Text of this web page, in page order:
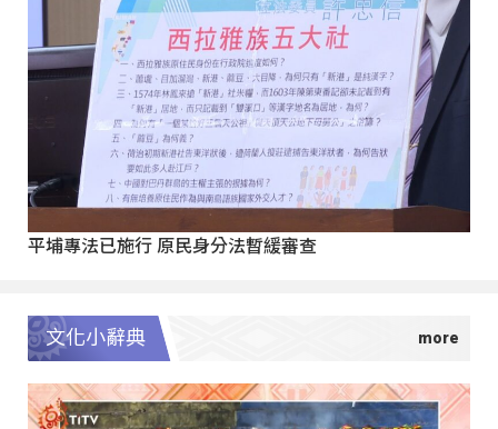
平埔專法已施行 原民身分法暫緩審查
文化小辭典